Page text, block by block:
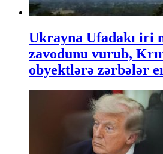
Ukrayna Ufadakı iri
zavodunu vurub,
obyektlərə zərbələr